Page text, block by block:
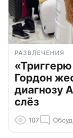
РАЗВЛЕЧЕНИЯ
Гордон
диагнозу
слёз
107